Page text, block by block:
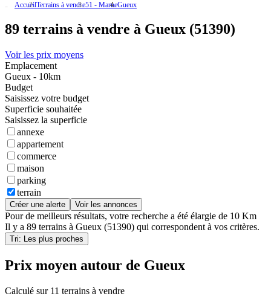
AccueilTerrains à vendre51 - MarneGueux
89 terrains à vendre à Gueux (51390)
Voir les prix moyens
Emplacement
Gueux - 10km
Budget
Saisissez votre budget
Superficie souhaitée
Saisissez la superficie
annexe
appartement
commerce
maison
parking
terrain
Créer une alerte Voir les annonces
Pour de meilleurs résultats, votre recherche a été élargie de 10 Km
Il y a 89 terrains à Gueux (51390) qui correspondent à vos critères.
Tri: Les plus proches
Prix moyen autour de Gueux
Calculé sur 11 terrains à vendre